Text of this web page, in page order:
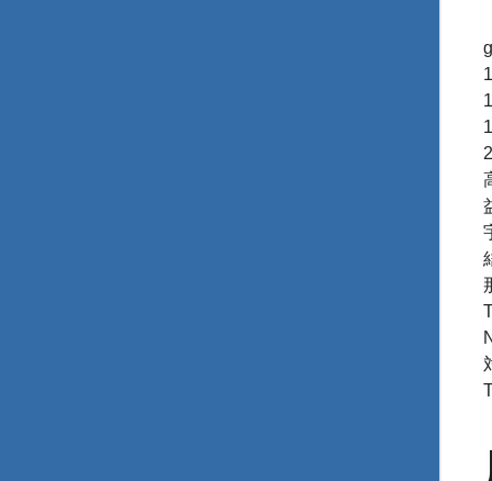
那須氏当
対 -->